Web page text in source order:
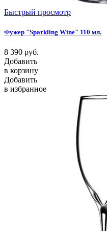
Быстрый просмотр
Фужер "Sparkling Wine" 110 мл.
8 390 руб.
Добавить
в корзину
Добавить
в избранное